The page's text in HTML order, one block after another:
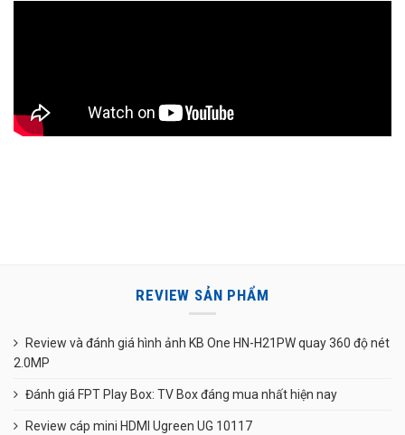
REVIEW SẢN PHẨM
Review và đánh giá hình ảnh KB One HN-H21PW quay 360 độ nét
2.0MP
Đánh giá FPT Play Box: TV Box đáng mua nhất hiện nay
Review cáp mini HDMI Ugreen UG 10117